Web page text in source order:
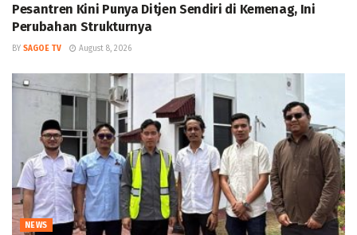
Pesantren Kini Punya Ditjen Sendiri di Kemenag, Ini
Perubahan Strukturnya
BY SAGOE TV August 8, 2026
NEWS